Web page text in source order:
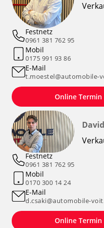
Festnetz
0961 381 762 95
Mobil
0175 991 93 86
E-Mail
t.moestel@automobile-
Online Termin
Festnetz
0961 381 762 95
Mobil
0170 300 14 24
E-Mail
d.csaki@automobile-
Online Termin